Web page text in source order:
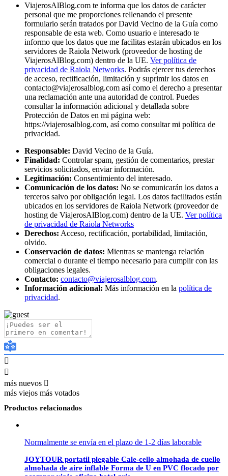
ViajerosAlBlog.com te informa que los datos de carácter
personal que me proporciones rellenando el presente
formulario serán tratados por David Vecino de la Guía como
responsable de esta web. Como usuario e interesado te
informo que los datos que me facilitas estarán ubicados en los
servidores de Raiola Network (proveedor de hosting de
ViajerosAlBlog.com) dentro de la UE. Ver política de
privacidad de Raiola Networks. Podrás ejercer tus derechos
de acceso, rectificación, limitación y suprimir los datos en
contacto@viajerosalblog.com así como el derecho a presentar
una reclamación ante una autoridad de control. Puedes
consultar la información adicional y detallada sobre
Protección de Datos en mi página web:
https://viajerosalblog.com, así como consultar mi política de
privacidad.
Responsable: David Vecino de la Guía.
Finalidad: Controlar spam, gestión de comentarios, prestar
servicios solicitados, enviar información.
Legitimación: Consentimiento del interesado.
Comunicación de los datos: No se comunicarán los datos a
terceros salvo por obligación legal. Los datos facilitados están
ubicados en los servidores de Raiola Network (proveedor de
hosting de ViajerosAlBlog.com) dentro de la UE. Ver política
de privacidad de Raiola Networks
Derechos: Acceso, rectificación, portabilidad, limitación,
olvido.
Conservación de datos: Mientras se mantenga relación
comercial o durante el tiempo necesario para cumplir con las
obligaciones legales.
Contacto: contacto@viajerosalblog.com.
Información adicional: Más información en la política de
privacidad.
más nuevos
más viejos más votados
Productos relacionados
Normalmente se envía en el plazo de 1-2 días laborable
JOYTOUR portatil plegable Cale-cello almohada de cuello
almohada de aire inflable Forma de U en PVC flocado por